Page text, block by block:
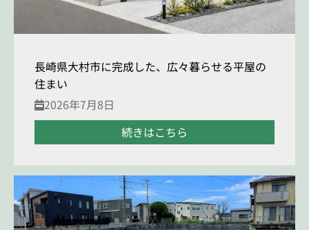
長崎県大村市に完成した、広々暮らせる平屋の
住まい
2026年7月8日
続きはこちら